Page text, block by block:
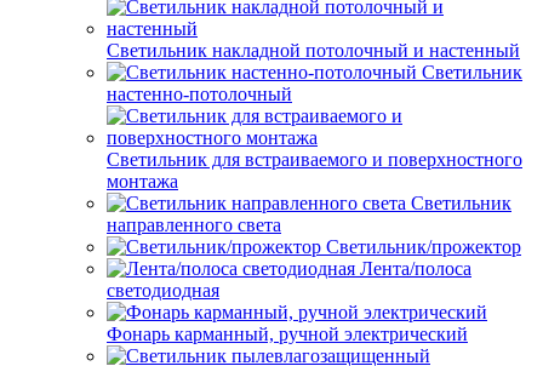
Светильник накладной потолочный и настенный
Светильник
настенно-потолочный
Светильник для встраиваемого и поверхностного
монтажа
Светильник
направленного света
Светильник/прожектор
Лента/полоса
светодиодная
Фонарь карманный, ручной электрический